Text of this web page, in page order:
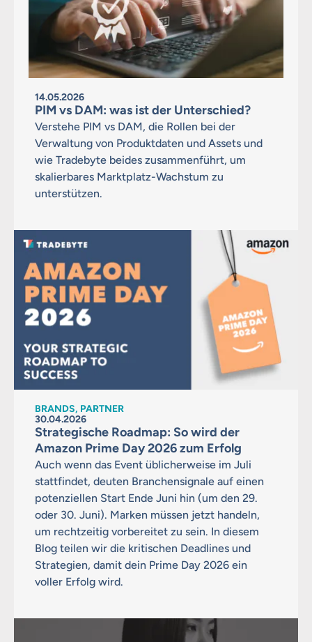
14.05.2026
PIM vs DAM: was ist der Unterschied?
Verstehe PIM vs DAM, die Rollen bei der
Verwaltung von Produktdaten und Assets und
wie Tradebyte beides zusammenführt, um
skalierbares Marktplatz-Wachstum zu
unterstützen.
BRANDS, PARTNER
30.04.2026
Strategische Roadmap: So wird der
Amazon Prime Day 2026 zum Erfolg
Auch wenn das Event üblicherweise im Juli
stattfindet, deuten Branchensignale auf einen
potenziellen Start Ende Juni hin (um den 29.
oder 30. Juni). Marken müssen jetzt handeln,
um rechtzeitig vorbereitet zu sein. In diesem
Blog teilen wir die kritischen Deadlines und
Strategien, damit dein Prime Day 2026 ein
voller Erfolg wird.